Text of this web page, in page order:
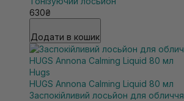
630₴
Додати в кошик
Hugs
HUGS Annona Calming Liquid 80 мл
Заспокійливий лосьйон для обличчя